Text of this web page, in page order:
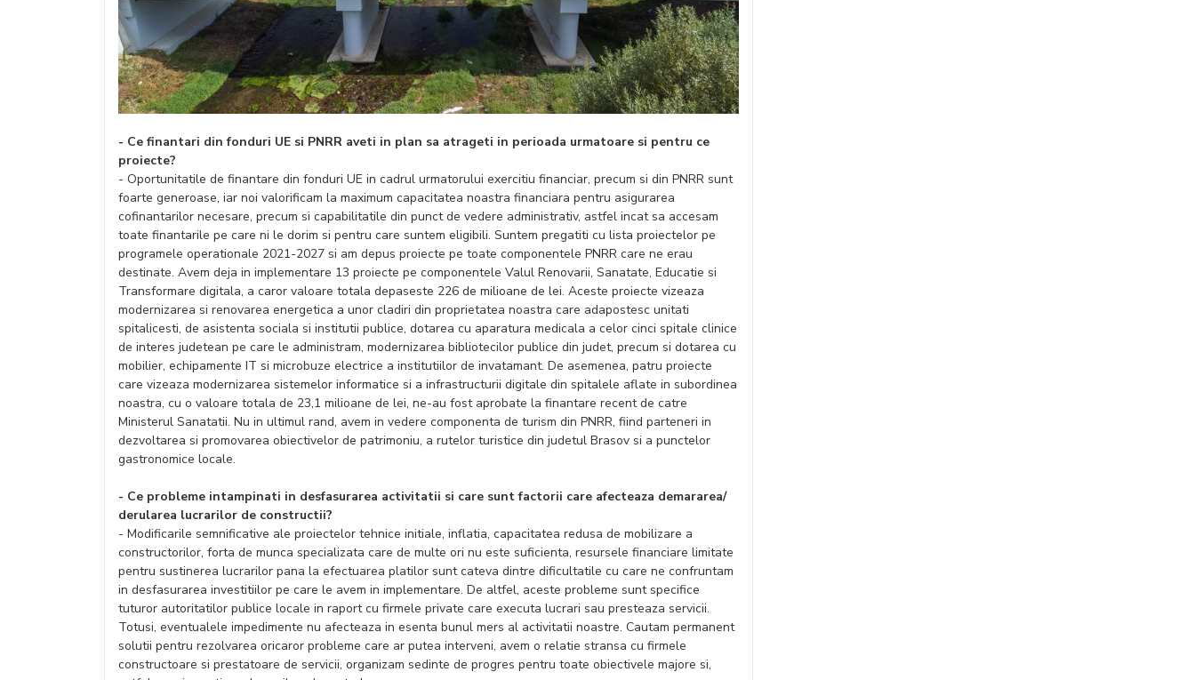
- Ce finantari din fonduri UE si PNRR aveti in plan sa atrageti in perioada urmatoare si pentru ce
proiecte?
- Oportunitatile de finantare din fonduri UE in cadrul urmatorului exercitiu financiar, precum si din PNRR sunt
foarte generoase, iar noi valorificam la maximum capacitatea noastra financiara pentru asigurarea
cofinantarilor necesare, precum si capabilitatile din punct de vedere administrativ, astfel incat sa accesam
toate finantarile pe care ni le dorim si pentru care suntem eligibili. Suntem pregatiti cu lista proiectelor pe
programele operationale 2021-2027 si am depus proiecte pe toate componentele PNRR care ne erau
destinate. Avem deja in implementare 13 proiecte pe componentele Valul Renovarii, Sanatate, Educatie si
Transformare digitala, a caror valoare totala depaseste 226 de milioane de lei. Aceste proiecte vizeaza
modernizarea si renovarea energetica a unor cladiri din proprietatea noastra care adapostesc unitati
spitalicesti, de asistenta sociala si institutii publice, dotarea cu aparatura medicala a celor cinci spitale clinice
de interes judetean pe care le administram, modernizarea bibliotecilor publice din judet, precum si dotarea cu
mobilier, echipamente IT si microbuze electrice a institutiilor de invatamant. De asemenea, patru proiecte
care vizeaza modernizarea sistemelor informatice si a infrastructurii digitale din spitalele aflate in subordinea
noastra, cu o valoare totala de 23,1 milioane de lei, ne-au fost aprobate la finantare recent de catre
Ministerul Sanatatii. Nu in ultimul rand, avem in vedere componenta de turism din PNRR, fiind parteneri in
dezvoltarea si promovarea obiectivelor de patrimoniu, a rutelor turistice din judetul Brasov si a punctelor
gastronomice locale.
- Ce probleme intampinati in desfasurarea activitatii si care sunt factorii care afecteaza demararea/
derularea lucrarilor de constructii?
- Modificarile semnificative ale proiectelor tehnice initiale, inflatia, capacitatea redusa de mobilizare a
constructorilor, forta de munca specializata care de multe ori nu este suficienta, resursele financiare limitate
pentru sustinerea lucrarilor pana la efectuarea platilor sunt cateva dintre dificultatile cu care ne confruntam
in desfasurarea investitiilor pe care le avem in implementare. De altfel, aceste probleme sunt specifice
tuturor autoritatilor publice locale in raport cu firmele private care executa lucrari sau presteaza servicii.
Totusi, eventualele impedimente nu afecteaza in esenta bunul mers al activitatii noastre. Cautam permanent
solutii pentru rezolvarea oricaror probleme care ar putea interveni, avem o relatie stransa cu firmele
constructoare si prestatoare de servicii, organizam sedinte de progres pentru toate obiectivele majore si,